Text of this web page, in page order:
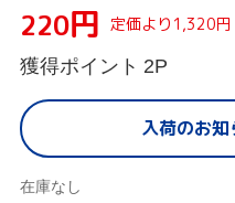
220円 定価より1,320
獲得ポイント 2P
入荷のお
在庫なし